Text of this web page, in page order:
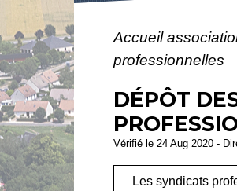
Accueil
professionnelles
DÉPÔT
Vérifié le 24 Aug 2020 -
Les syndicats